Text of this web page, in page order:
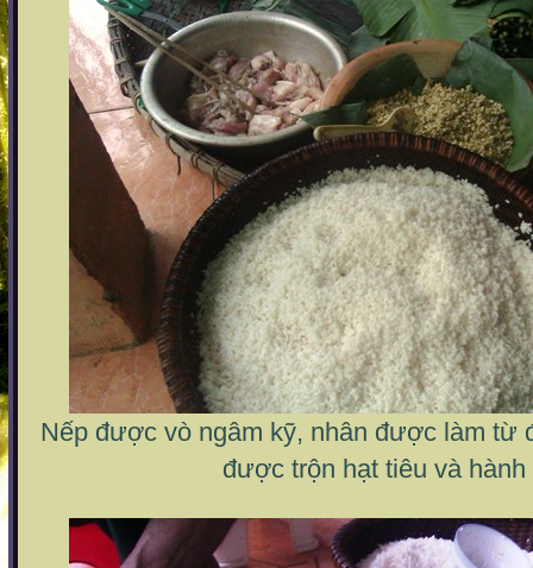
Nếp được vò ngâm kỹ, nhân được làm từ
được trộn hạt tiêu và hành